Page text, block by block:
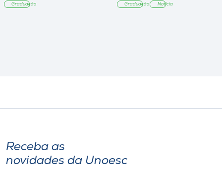
Graduação Graduação Notícia
Receba as
novidades da Unoesc